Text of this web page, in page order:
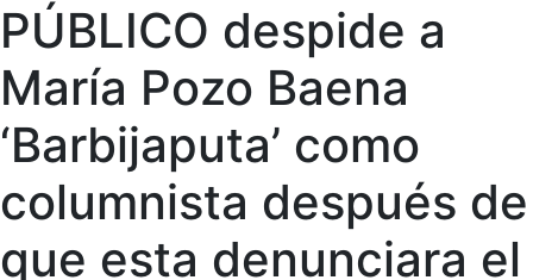
PÚBLICO despide a
María Pozo Baena
‘Barbijaputa’ como
columnista después de
que esta denunciara el